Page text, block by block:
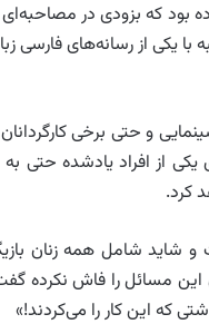
بود که بزودی در مصاحبه‌ای
یکی از رسانه‌های فارسی
و حتی برخی
از افراد یادشده حتی به
کرد.
و شاید شامل همه زنان
این مسائل را فاش نکرده
که این کار را می‌کردند!»